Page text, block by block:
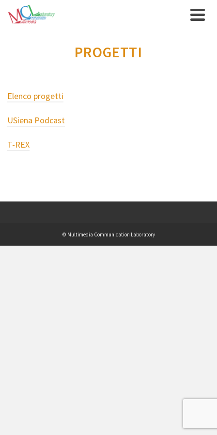
PROGETTI
Elenco progetti
USiena Podcast
T-REX
© Multimedia Communication Laboratory